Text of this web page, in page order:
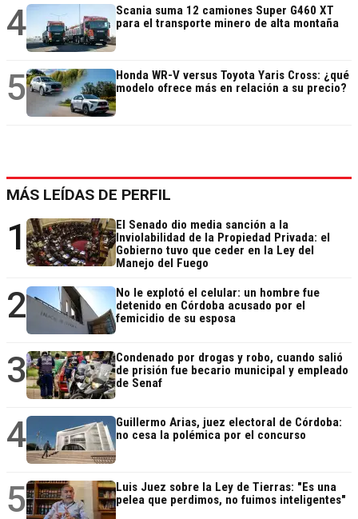
4
Scania suma 12 camiones Super G460 XT
para el transporte minero de alta montaña
5
Honda WR-V versus Toyota Yaris Cross: ¿qué
modelo ofrece más en relación a su precio?
MÁS LEÍDAS DE PERFIL
1
El Senado dio media sanción a la
Inviolabilidad de la Propiedad Privada: el
Gobierno tuvo que ceder en la Ley del
Manejo del Fuego
2
No le explotó el celular: un hombre fue
detenido en Córdoba acusado por el
femicidio de su esposa
3
Condenado por drogas y robo, cuando salió
de prisión fue becario municipal y empleado
de Senaf
4
Guillermo Arias, juez electoral de Córdoba:
no cesa la polémica por el concurso
5
Luis Juez sobre la Ley de Tierras: "Es una
pelea que perdimos, no fuimos inteligentes"